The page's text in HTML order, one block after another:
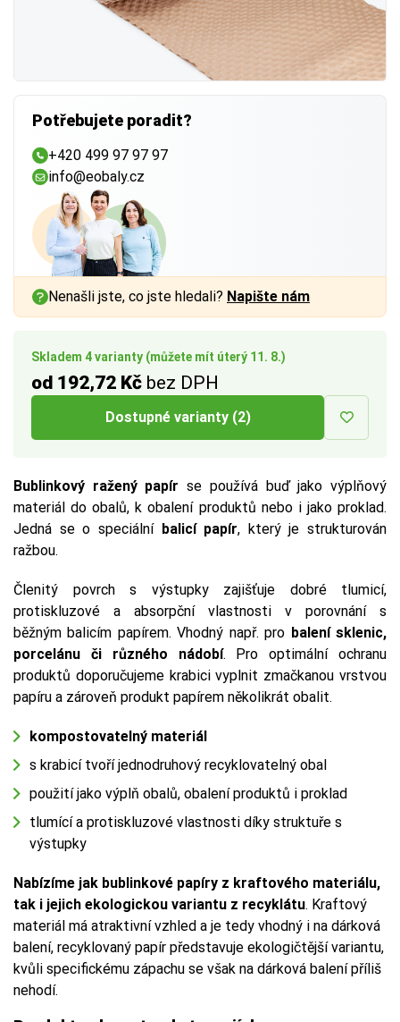
Skladem 4 varianty (můžete mít úterý 11. 8.)
od 192,72 Kč bez DPH
Dostupné varianty (2)
Bublinkový ražený papír se používá buď jako výplňový
materiál do obalů, k obalení produktů nebo i jako proklad.
Jedná se o speciální balicí papír, který je strukturován
ražbou.
Členitý povrch s výstupky zajišťuje dobré tlumicí,
protiskluzové a absorpční vlastnosti v porovnání s
běžným balicím papírem. Vhodný např. pro balení sklenic,
porcelánu či různého nádobí. Pro optimální ochranu
produktů doporučujeme krabici vyplnit zmačkanou vrstvou
papíru a zároveň produkt papírem několikrát obalit.
kompostovatelný materiál
s krabicí tvoří jednodruhový recyklovatelný obal
použití jako výplň obalů, obalení produktů i proklad
tlumící a protiskluzové vlastnosti díky struktuře s
výstupky
Nabízíme jak bublinkové papíry z kraftového materiálu,
tak i jejich ekologickou variantu z recyklátu. Kraftový
materiál má atraktivní vzhled a je tedy vhodný i na dárková
balení, recyklovaný papír představuje ekologičtější variantu,
kvůli specifickému zápachu se však na dárková balení příliš
nehodí.
Potřebujete poradit?
+420 499 97 97 97
info@eobaly.cz
Nenašli jste, co jste hledali? Napište nám